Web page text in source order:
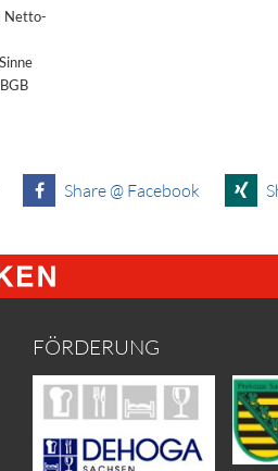
Netto-
Share @ Facebook
FÖRDERUNG